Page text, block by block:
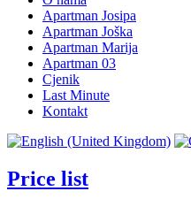
Apartman Josipa
Apartman Joška
Apartman Marija
Apartman 03
Cjenik
Last Minute
Kontakt
Price list